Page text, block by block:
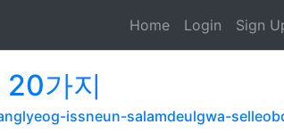
Home Login Sign
20가지
issneun-salamdeulgwa-